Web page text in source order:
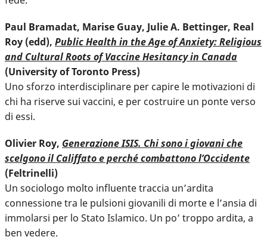
Paul Bramadat, Marise Guay, Julie A. Bettinger, Real
Roy (edd), Public Health in the Age of Anxiety: Religious
and Cultural Roots of Vaccine Hesitancy in Canada
(University of Toronto Press)
Uno sforzo interdisciplinare per capire le motivazioni di
chi ha riserve sui vaccini, e per costruire un ponte verso
di essi.
Olivier Roy, Generazione ISIS. Chi sono i giovani che
scelgono il Califfato e perché combattono l’Occidente
(Feltrinelli)
Un sociologo molto influente traccia un’ardita
connessione tra le pulsioni giovanili di morte e l’ansia di
immolarsi per lo Stato Islamico. Un po’ troppo ardita, a
ben vedere.